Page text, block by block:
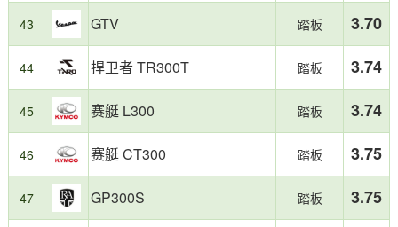
43 GTV 踏板 3.70
44 捍卫者 TR300T 踏板 3.74
45 赛艇 L300 踏板 3.74
46 赛艇 CT300 踏板 3.75
47 GP300S 踏板 3.75